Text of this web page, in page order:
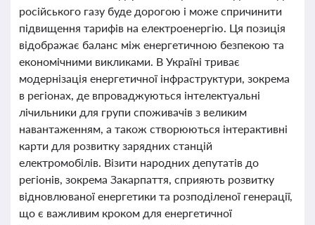
російського газу буде дорогою і може спричинити
підвищення тарифів на електроенергію. Ця позиція
відображає баланс між енергетичною безпекою та
економічними викликами. В Україні триває
модернізація енергетичної інфраструктури, зокрема
в регіонах, де впроваджуються інтелектуальні
лічильники для групи споживачів з великим
навантаженням, а також створюються інтерактивні
карти для розвитку зарядних станцій
електромобілів. Візити народних депутатів до
регіонів, зокрема Закарпаття, сприяють розвитку
відновлюваної енергетики та розподіленої генерації,
що є важливим кроком для енергетичної